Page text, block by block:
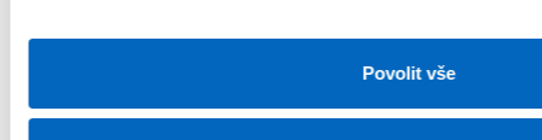
Povolit vše
Co když nezavedeme EU ETS2?